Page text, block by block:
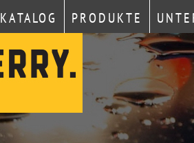
KATALOG PRODUKTE